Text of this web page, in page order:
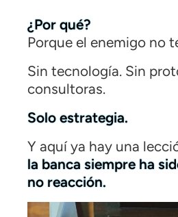
¿Por qué?
Porque el enemigo no
Sin tecnología. Sin
consultoras.
Solo estrategia.
Y aquí ya hay una
la banca siempre ha
no reacción.